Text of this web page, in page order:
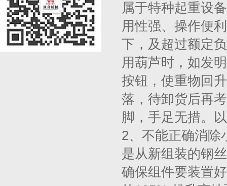
属于特种起重设
用性强、操作便
下，及超过额定
用葫芦时，如发
按钮，使重物回
落，待卸货后再
脚，手足无措。
2、不能正确消除
是从新组装的钢
确保组件要装置